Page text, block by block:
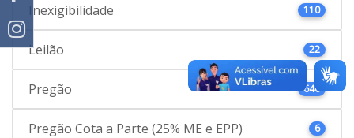
Inexigibilidade 110
Leilão 22
Pregão 646
Pregão Cota a Parte (25% ME e EPP) 6